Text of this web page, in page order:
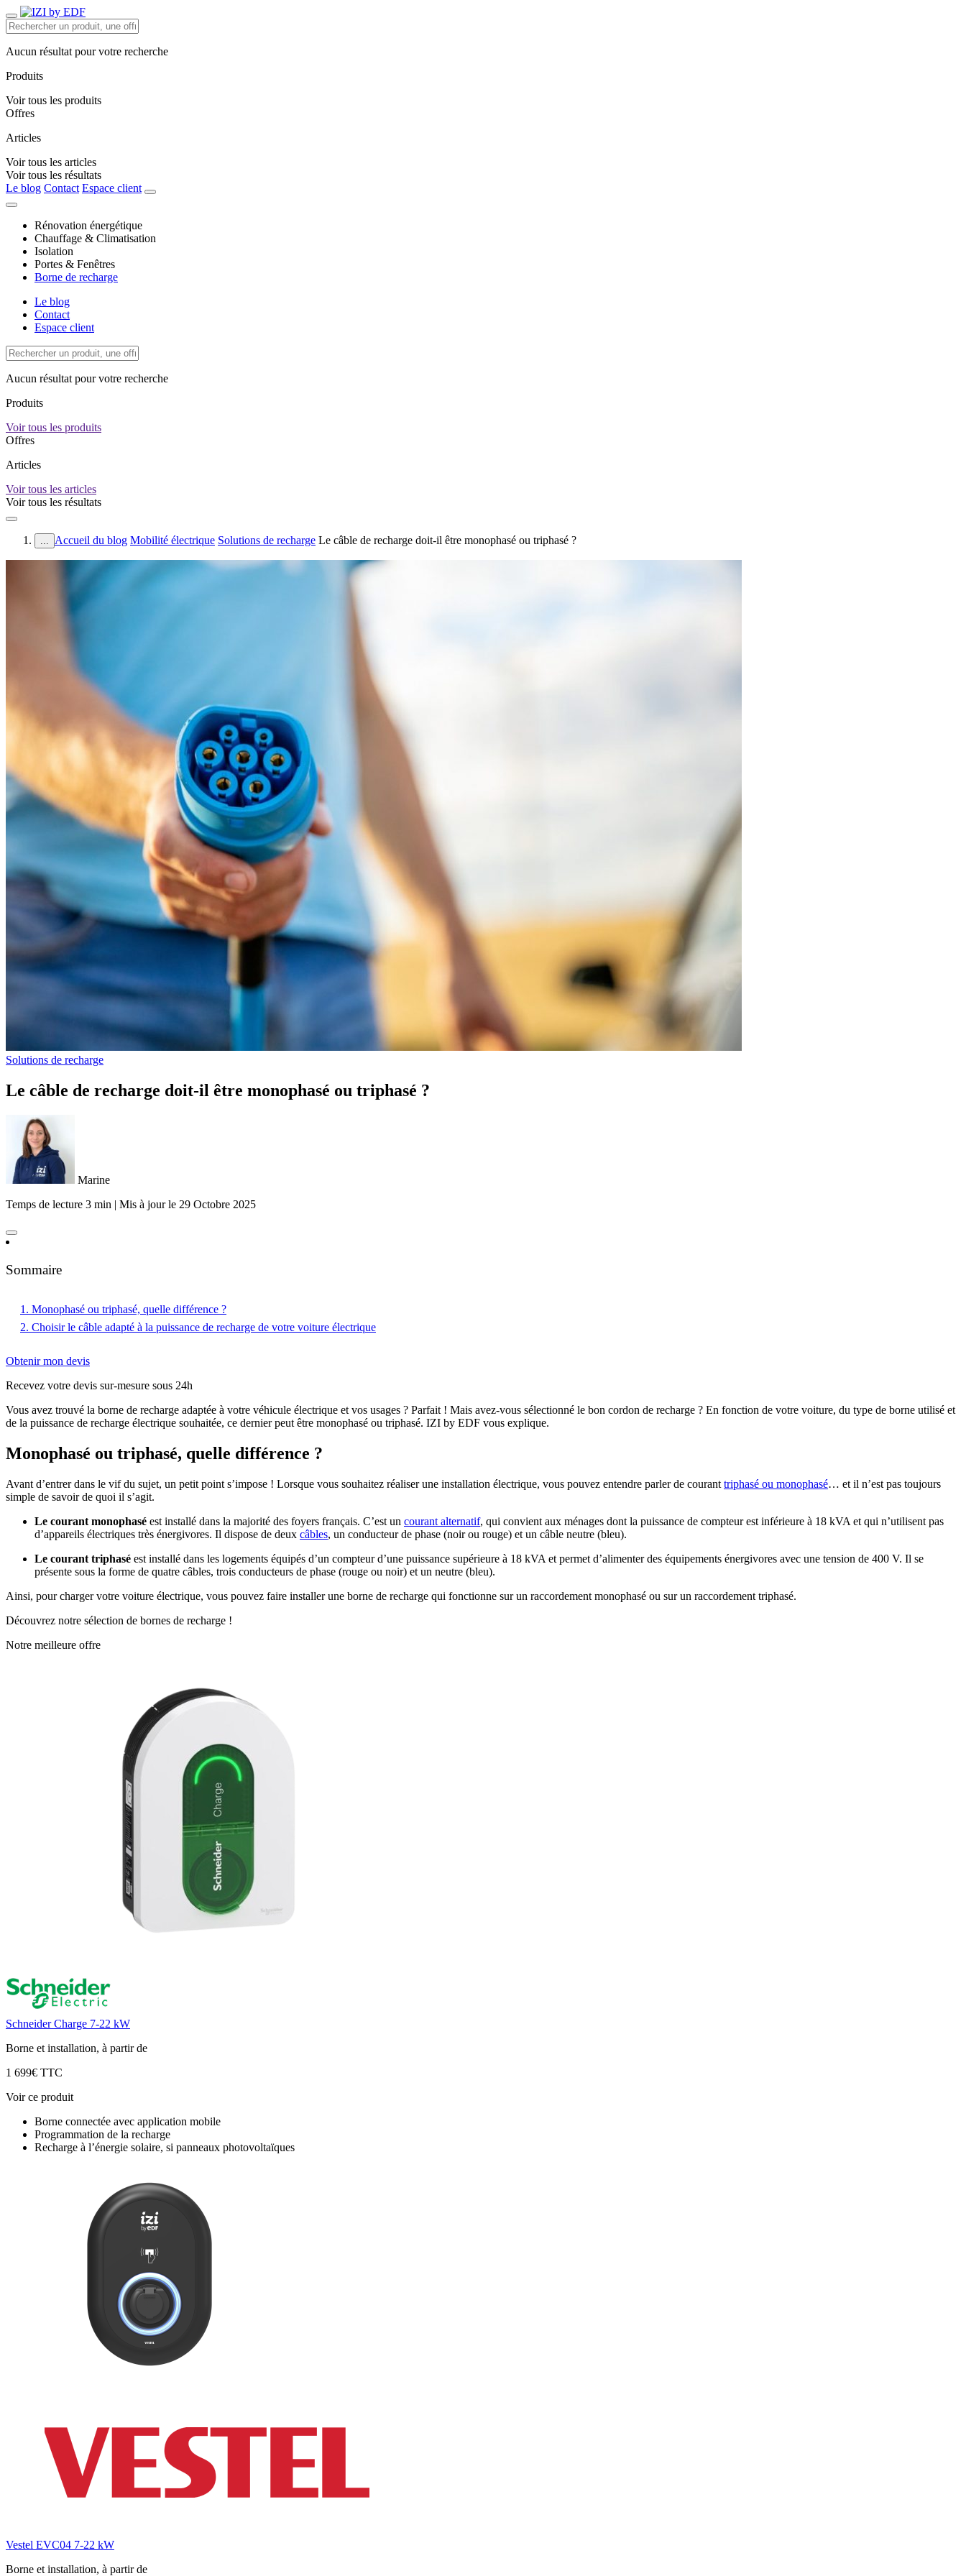
Aucun résultat pour votre recherche
Produits
Voir tous les produits
Offres
Articles
Voir tous les articles
Voir tous les résultats
Le blog Contact Espace client
Rénovation énergétique
Chauffage & Climatisation
Isolation
Portes & Fenêtres
Borne de recharge
Le blog
Contact
Espace client
Aucun résultat pour votre recherche
Produits
Voir tous les produits
Offres
Articles
Voir tous les articles
Voir tous les résultats
... Accueil du blog Mobilité électrique Solutions de recharge Le câble de recharge doit-il être monophasé ou triphasé ?
Solutions de recharge
Le câble de recharge doit-il être monophasé ou triphasé ?
Marine
Temps de lecture 3 min | Mis à jour le 29 Octobre 2025
Sommaire
1. Monophasé ou triphasé, quelle différence ?
2. Choisir le câble adapté à la puissance de recharge de votre voiture électrique
Obtenir mon devis
Recevez votre devis sur-mesure sous 24h
Vous avez trouvé la borne de recharge adaptée à votre véhicule électrique et vos usages ? Parfait ! Mais avez-vous sélectionné le bon cordon de recharge ? En fonction de votre voiture, du type de borne utilisé et
de la puissance de recharge électrique souhaitée, ce dernier peut être monophasé ou triphasé. IZI by EDF vous explique.
Monophasé ou triphasé, quelle différence ?
Avant d’entrer dans le vif du sujet, un petit point s’impose ! Lorsque vous souhaitez réaliser une installation électrique, vous pouvez entendre parler de courant triphasé ou monophasé… et il n’est pas toujours
simple de savoir de quoi il s’agit.
Le courant monophasé est installé dans la majorité des foyers français. C’est un courant alternatif, qui convient aux ménages dont la puissance de compteur est inférieure à 18 kVA et qui n’utilisent pas
d’appareils électriques très énergivores. Il dispose de deux câbles, un conducteur de phase (noir ou rouge) et un câble neutre (bleu).
Le courant triphasé est installé dans les logements équipés d’un compteur d’une puissance supérieure à 18 kVA et permet d’alimenter des équipements énergivores avec une tension de 400 V. Il se
présente sous la forme de quatre câbles, trois conducteurs de phase (rouge ou noir) et un neutre (bleu).
Ainsi, pour charger votre voiture électrique, vous pouvez faire installer une borne de recharge qui fonctionne sur un raccordement monophasé ou sur un raccordement triphasé.
Découvrez notre sélection de bornes de recharge !
Notre meilleure offre
Schneider Charge 7-22 kW
Borne et installation, à partir de
1 699€ TTC
Voir ce produit
Borne connectée avec application mobile
Programmation de la recharge
Recharge à l’énergie solaire, si panneaux photovoltaïques
Vestel EVC04 7-22 kW
Borne et installation, à partir de